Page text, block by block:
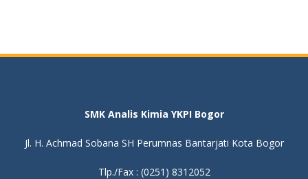
SMK Analis Kimia YKPI Bogor
Jl. H. Achmad Sobana SH Perumnas Bantarjati Kota Bogor
Tlp./Fax : (0251) 8312052